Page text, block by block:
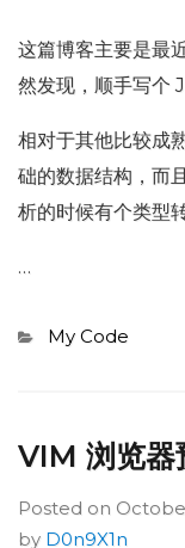
这篇博客主要是最
然发现，顺手写个
相对于其他比较成
础的数据结构，而
析的时候有个类型
…
Categories
My Code
VIM 浏览器
Posted on
by D0n9X1n